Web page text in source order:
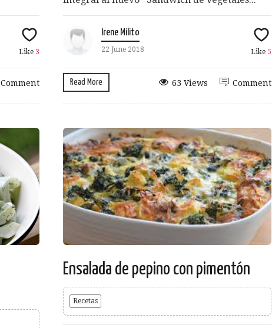
Like 3
Comment
Irene Milito
22 June 2018 Like 5
Read More Comment
63 Views
Ensalada de pepino con pimentón
Recetas